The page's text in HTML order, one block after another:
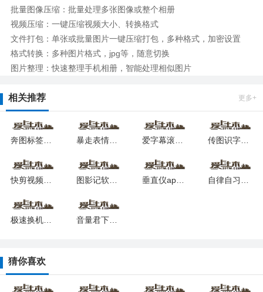
批量图像压缩：批量处理多张图像或整个相册
视频压缩：一键压缩视频大小、转换格式
文件打包：单张或批量图片一键压缩打包，多种格式，加密设置
格式转换：多种图片格式，jpg等，随意切换
图片整理：快速整理手机相册，智能处理相似图片
相关推荐 更多+
奔图标签打印安卓最新下载安装 暴走表情包软件最新安卓版本 爱字幕滚动字幕制作软件安卓下载最新版 传图识字专业版软件安卓版
快剪视频软件安卓最新下载安装 图影记软件下载安装安卓版本 垂直仪app2026版安卓版
极速换机最新下载安卓版 音量君下载安卓版
猜你喜欢